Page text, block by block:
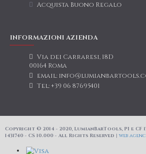
Acquista Buono Regalo
INFORMAZIONI AZIENDA
Via dei Carraresi, 18D
00164 Roma
email:
Tel: +39 06 87695401
Copyright © 2014 - 2020, LumianBarTools, PI e CF
1431740 - CS 10.000 - All Rights Reserved | web